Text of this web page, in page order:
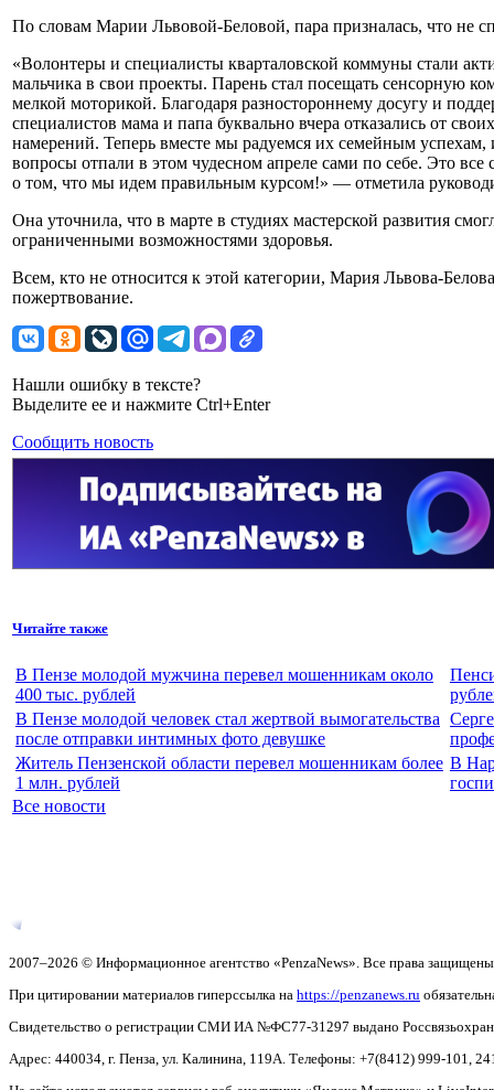
По словам Марии Львовой-Беловой, пара призналась, что не
«Волонтеры и специалисты кварталовской коммуны стали
мальчика в свои проекты. Парень стал посещать сенсорную
мелкой моторикой. Благодаря разностороннему досугу и
специалистов мама и папа буквально вчера отказались от
намерений. Теперь вместе мы радуемся их семейным успехам,
вопросы отпали в этом чудесном апреле сами по себе. Это все
о том, что мы идем правильным курсом!» — отметила
Она уточнила, что в марте в студиях мастерской развития
ограниченными возможностями здоровья.
Всем, кто не относится к этой категории, Мария Львова-
пожертвование.
Нашли ошибку в тексте?
Выделите ее и нажмите Ctrl+Enter
Сообщить новость
Читайте также
В Пензе молодой мужчина перевел мошенникам около
400 тыс. рублей
В Пензе молодой человек стал жертвой вымогательства
после отправки интимных фото девушке
Житель Пензенской области перевел мошенникам более
1 млн. рублей
В
Все новости
2007–2026 © Информационное агентство «PenzaNews». Все права
При цитировании материалов гиперссылка на https://penzanews.ru
Свидетельство о регистрации СМИ ИА №ФС77-31297 выдано
Адрес: 440034, г. Пенза, ул. Калинина, 119А. Телефоны: +7(8412) 999-101,